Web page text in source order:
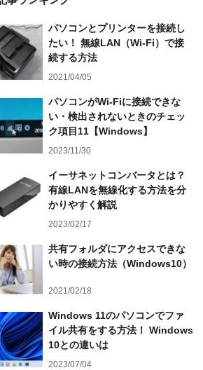
パソコンとプリンターを接続し
たい！ 無線LAN（Wi-Fi）で接
続する方法
2021/04/05
パソコンがWi-Fiに接続できな
い・検出されないときのチェッ
ク項目11【Windows】
2023/11/30
イーサネットコンバータとは？
有線LANを無線化する方法を分
かりやすく解説
2023/02/17
共有フォルダにアクセスできな
い時の接続方法（Windows10）
2021/02/18
Windows 11のパソコンでファ
イル共有をする方法！ Windows
10との違いは
2023/07/04